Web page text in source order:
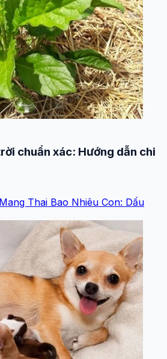
chuẩn xác: Hướng dẫn chi
Thai Bao Nhiêu Con: Dấu